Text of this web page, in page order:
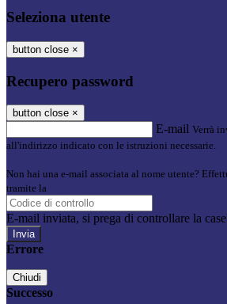
Seleziona utente
button close ×
Recupero password
button close ×
E-mail Verrà
all'indirizzo indicato con le istruzioni necessarie.
Non hai una e-mail associata al nome utente?
tramite la
E-mail inviata, si prega di controllare la
Errore
Chiudi
Successo